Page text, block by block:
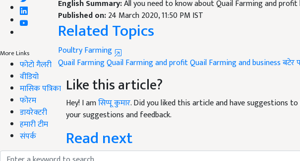
More Links
फोटो गैलरी
वीडियो
मासिक पत्रिका
फोरम
डायरेक्टरी
हमारी टीम
संपर्क
Published on:24 March 2020, 11:50 PM IST
Related Topics
Poultry Farming
Quail FarmingQuail Farming and profit
Like this article?
Hey! I amसिप्पू कुमार . Did you liked this article and have suggestions
your suggestions and feedback.
Read next